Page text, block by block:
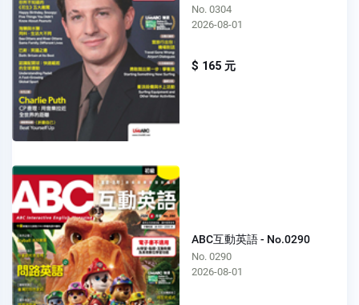
No. 0304
2026-08-01
$ 165 元
ABC互動英語 - No.0290
No. 0290
2026-08-01